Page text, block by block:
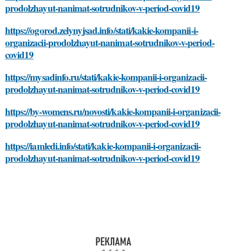
prodolzhayut-nanimat-sotrudnikov-v-period-covid19
https://ogorod.zelynyjsad.info/stati/kakie-kompanii-i-
organizacii-prodolzhayut-nanimat-sotrudnikov-v-period-
covid19
https://mysadinfo.ru/stati/kakie-kompanii-i-organizacii-
prodolzhayut-nanimat-sotrudnikov-v-period-covid19
https://by-womens.ru/novosti/kakie-kompanii-i-organizacii-
prodolzhayut-nanimat-sotrudnikov-v-period-covid19
https://iamledi.info/stati/kakie-kompanii-i-organizacii-
prodolzhayut-nanimat-sotrudnikov-v-period-covid19